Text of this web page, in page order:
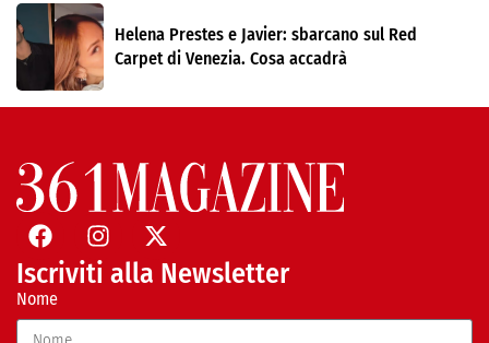
Helena Prestes e Javier: sbarcano sul Red
Carpet di Venezia. Cosa accadrà
Iscriviti alla Newsletter
Nome